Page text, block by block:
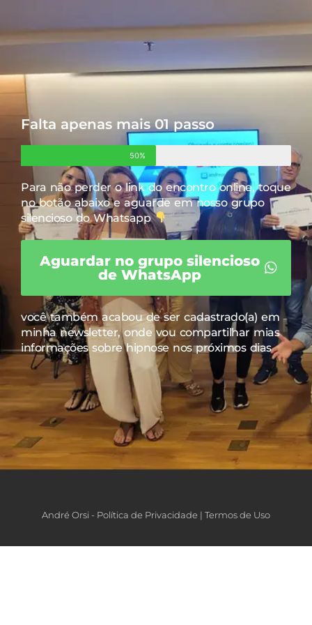
Falta apenas mais 01 passo
50%
Para não perder o link do encontro online, toque
no botão abaixo e aguarde em nosso grupo
silencioso do Whatsapp
Aguardar no grupo silencioso
de WhatsApp
você também acabou de ser cadastrado(a) em
minha newsletter, onde vou compartilhar mias
informações sobre hipnose nos próximos dias
André Orsi - Política de Privacidade | Termos de Uso